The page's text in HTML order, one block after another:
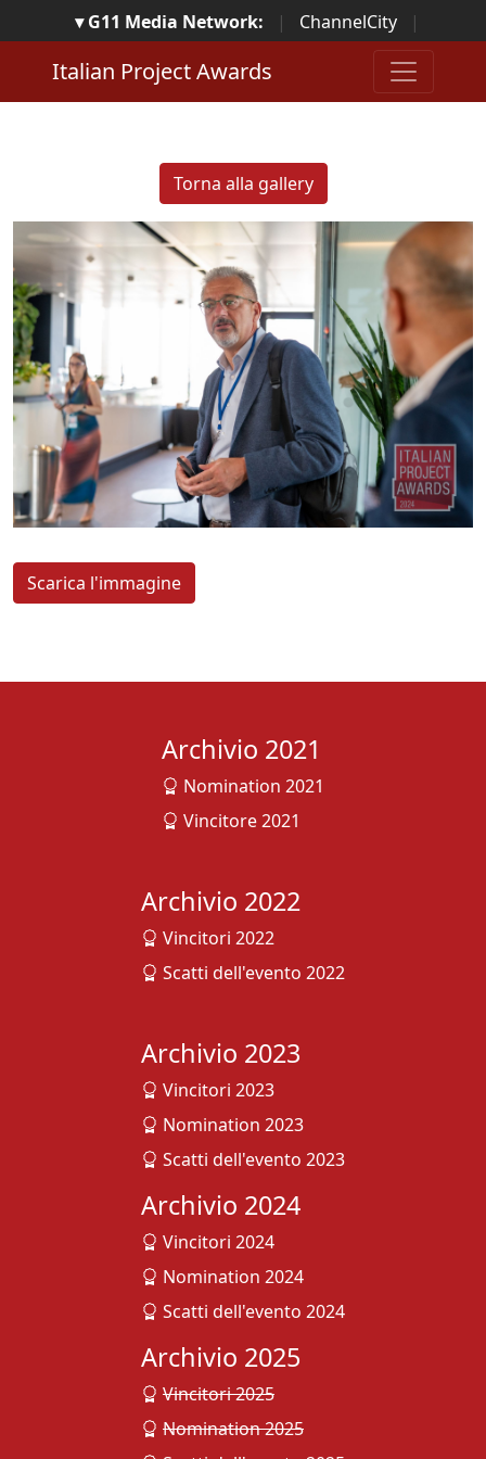
▾ G11 Media Network: | ChannelCity
|
ImpresaCity | SecurityOpenLab | Italian Channel
Awards | Italian Project Awards
Italian Security
Awards | ...
Italian Project Awards
Torna alla gallery
Scarica l'immagine
Archivio 2021
Nomination 2021
Vincitore 2021
Archivio 2022
Vincitori 2022
Scatti dell'evento 2022
Archivio 2023
Vincitori 2023
Nomination 2023
Scatti dell'evento 2023
Archivio 2024
Vincitori 2024
Nomination 2024
Scatti dell'evento 2024
Archivio 2025
Vincitori 2025
Nomination 2025